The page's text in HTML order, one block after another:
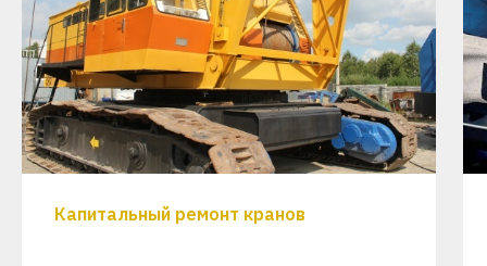
Капитальный ремонт кранов